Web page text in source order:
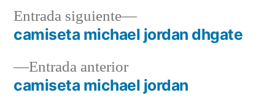
Navegación
deEntrada anteriorEntrada
anterior:
camiseta michael jordan
Entrada siguiente
Entrada
siguiente:
camiseta michael jordan dhgate